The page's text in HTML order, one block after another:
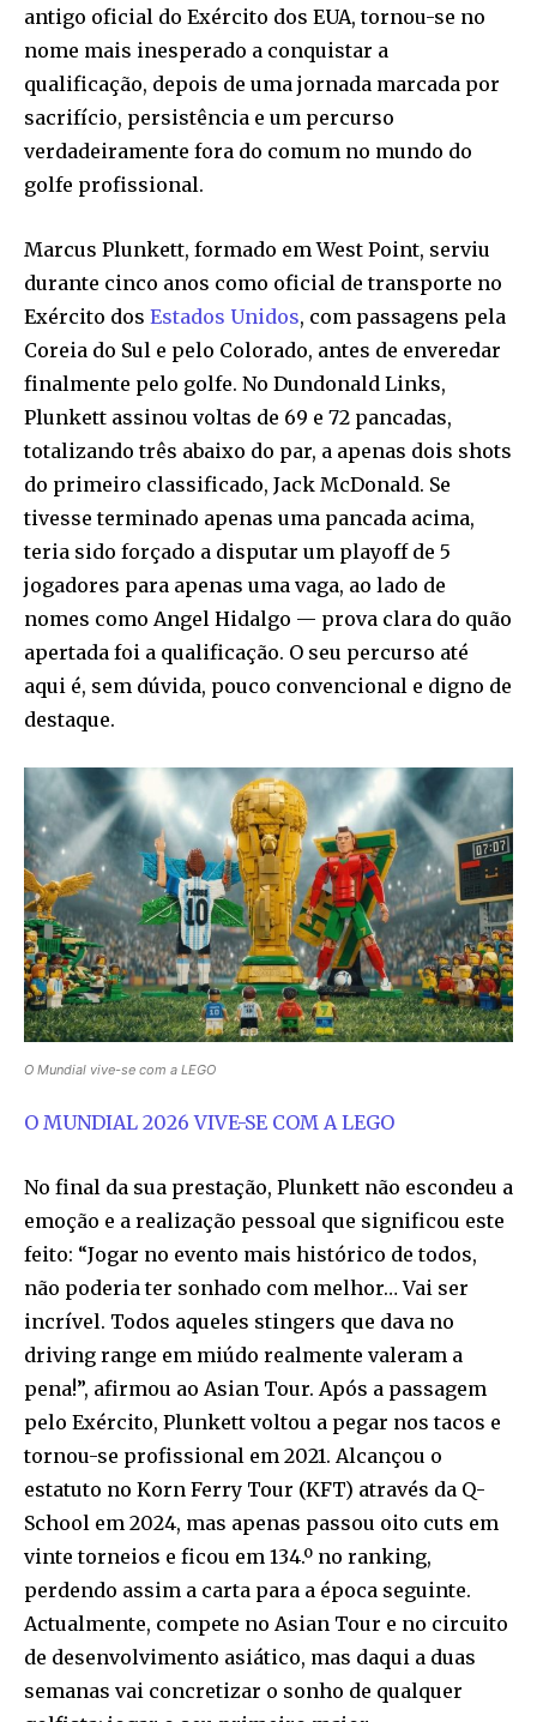
antigo oficial do Exército dos EUA, tornou-se no
nome mais inesperado a conquistar a
qualificação, depois de uma jornada marcada por
sacrifício, persistência e um percurso
verdadeiramente fora do comum no mundo do
golfe profissional.
Marcus Plunkett, formado em West Point, serviu
durante cinco anos como oficial de transporte no
Exército dos Estados Unidos, com passagens pela
Coreia do Sul e pelo Colorado, antes de enveredar
finalmente pelo golfe. No Dundonald Links,
Plunkett assinou voltas de 69 e 72 pancadas,
totalizando três abaixo do par, a apenas dois shots
do primeiro classificado, Jack McDonald. Se
tivesse terminado apenas uma pancada acima,
teria sido forçado a disputar um playoff de 5
jogadores para apenas uma vaga, ao lado de
nomes como Angel Hidalgo — prova clara do quão
apertada foi a qualificação. O seu percurso até
aqui é, sem dúvida, pouco convencional e digno de
destaque.
O Mundial vive-se com a LEGO
O MUNDIAL 2026 VIVE-SE COM A LEGO
No final da sua prestação, Plunkett não escondeu a
emoção e a realização pessoal que significou este
feito: “Jogar no evento mais histórico de todos,
não poderia ter sonhado com melhor… Vai ser
incrível. Todos aqueles stingers que dava no
driving range em miúdo realmente valeram a
pena!”, afirmou ao Asian Tour. Após a passagem
pelo Exército, Plunkett voltou a pegar nos tacos e
tornou-se profissional em 2021. Alcançou o
estatuto no Korn Ferry Tour (KFT) através da Q-
School em 2024, mas apenas passou oito cuts em
vinte torneios e ficou em 134.º no ranking,
perdendo assim a carta para a época seguinte.
Actualmente, compete no Asian Tour e no circuito
de desenvolvimento asiático, mas daqui a duas
semanas vai concretizar o sonho de qualquer